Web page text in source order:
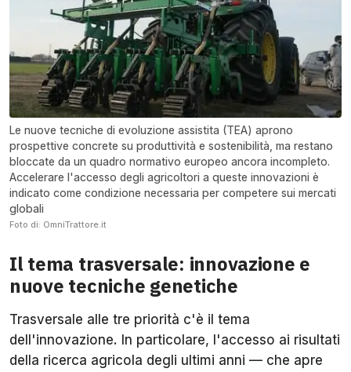
Le nuove tecniche di evoluzione assistita (TEA) aprono
prospettive concrete su produttività e sostenibilità, ma restano
bloccate da un quadro normativo europeo ancora incompleto.
Accelerare l'accesso degli agricoltori a queste innovazioni è
indicato come condizione necessaria per competere sui mercati
globali
Foto di: OmniTrattore.it
Il tema trasversale: innovazione e
nuove tecniche genetiche
Trasversale alle tre priorità c'è il tema
dell'innovazione. In particolare, l'accesso ai risultati
della ricerca agricola degli ultimi anni — che apre